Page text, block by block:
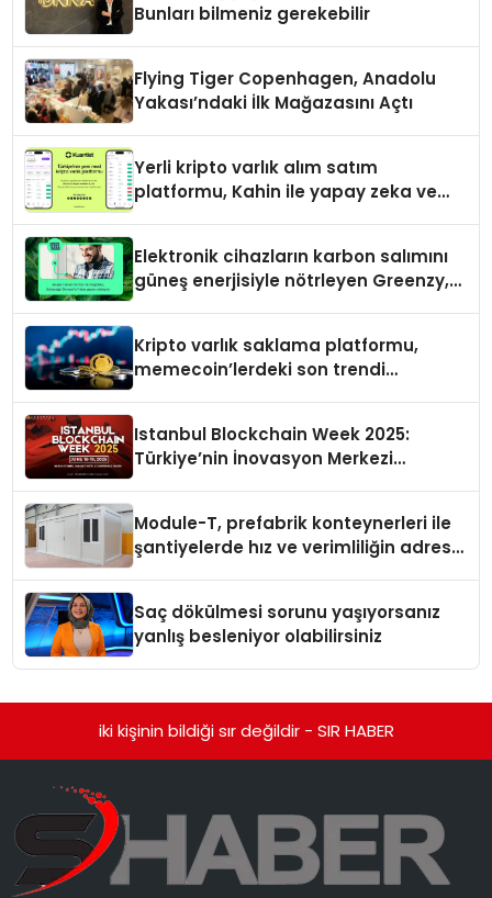
Bunları bilmeniz gerekebilir
Flying Tiger Copenhagen, Anadolu
Yakası’ndaki İlk Mağazasını Açtı
Yerli kripto varlık alım satım
platformu, Kahin ile yapay zeka ve
Elektronik cihazların karbon salımını
güneş enerjisiyle nötrleyen Greenzy,
Kripto varlık saklama platformu,
memecoin’lerdeki son trendi
Istanbul Blockchain Week 2025:
Türkiye’nin İnovasyon Merkezi
Module-T, prefabrik konteynerleri ile
şantiyelerde hız ve verimliliğin adresi
Saç dökülmesi sorunu yaşıyorsanız
yanlış besleniyor olabilirsiniz
iki kişinin bildiği sır değildir - SIR HABER